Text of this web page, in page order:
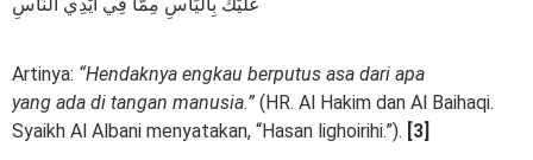
Artinya: “Hendaknya engkau berputus asa dari apa
yang ada di tangan manusia.” (HR. Al Hakim dan Al Baihaqi.
Syaikh Al Albani menyatakan, “Hasan lighoirihi.”). [3]